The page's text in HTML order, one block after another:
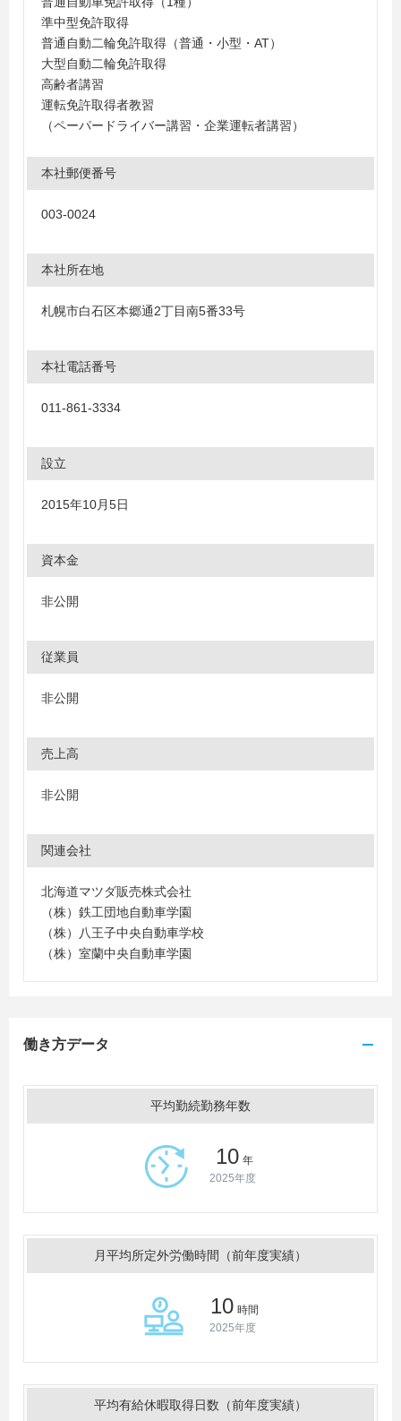
準中型免許取得
普通自動二輪免許取得（普通・小型・AT）
大型自動二輪免許取得
高齢者講習
運転免許取得者教習
（ペーパードライバー講習・企業運転者講習）
本社郵便番号
003-0024
本社所在地
札幌市白石区本郷通2丁目南5番33号
本社電話番号
011-861-3334
設立
2015年10月5日
資本金
非公開
従業員
非公開
売上高
非公開
関連会社
北海道マツダ販売株式会社
（株）鉄工団地自動車学園
（株）八王子中央自動車学校
（株）室蘭中央自動車学園
働き方データ
平均勤続勤務年数
10 年
2025年度
月平均所定外労働時間（前年度実績）
10 時間
2025年度
平均有給休暇取得日数（前年度実績）